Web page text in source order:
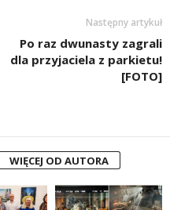
Następny artykuł
Po raz dwunasty zagrali
dla przyjaciela z parkietu!
[FOTO]
WIĘCEJ OD AUTORA